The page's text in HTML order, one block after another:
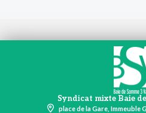
Syndicat mixte Baie
place de la Gare, Immeuble